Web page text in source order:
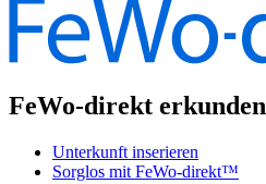
FeWo-direkt erkunden
Unterkunft inserieren
Sorglos mit FeWo-direkt™